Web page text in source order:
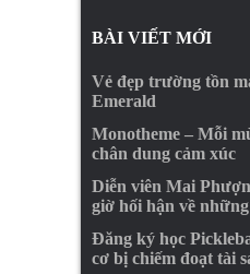
BÀI VIẾT MỚI
Vẻ đẹp trường tồn
Emerald
Monotheme – Mỗi
chân dung cảm xúc
Diễn viên Mai
giờ hối hận về
Đăng ký học
cơ bị chiếm đoạt tài